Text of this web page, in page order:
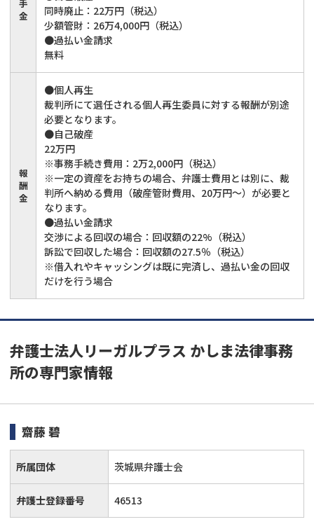
手
金
同時廃止：22万円（税込）
少額管財：26万4,000円（税込）
●過払い金請求
無料
報
酬
金
●個人再生
裁判所にて選任される個人再生委員に対する報酬が別途
必要となります。
●自己破産
22万円
※事務手続き費用：2万2,000円（税込）
※一定の資産をお持ちの場合、弁護士費用とは別に、裁
判所へ納める費用（破産管財費用、20万円～）が必要と
なります。
●過払い金請求
交渉による回収の場合：回収額の22%（税込）
訴訟で回収した場合：回収額の27.5％（税込）
※借入れやキャッシングは既に完済し、過払い金の回収
だけを行う場合
弁護士法人リーガルプラス かしま法律事務
所の専門家情報
齋藤 碧
所属団体 茨城県弁護士会
弁護士登録番号 46513